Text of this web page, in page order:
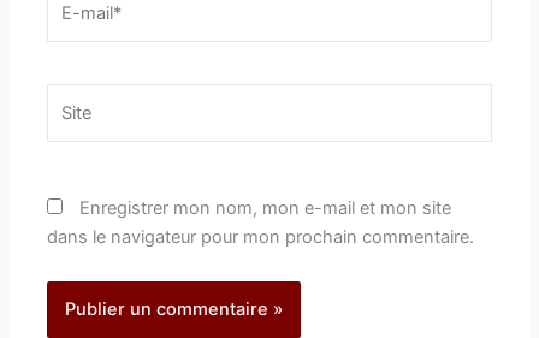
mail*
Enregistrer mon nom, mon e-mail et mon site
dans le navigateur pour mon prochain commentaire.